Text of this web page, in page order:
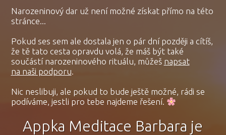
Narozeninový dar už není možné získat přímo na této
stránce...
Pokud ses sem ale dostala jen o pár dní později a cítíš,
že tě tato cesta opravdu volá, že máš být také
součástí narozeninového rituálu, můžeš napsat
na naši podporu.
Nic neslibuji, ale pokud to bude ještě možné, rádi se
podíváme, jestli pro tebe najdeme řešení.
Appka Meditace Barbara je